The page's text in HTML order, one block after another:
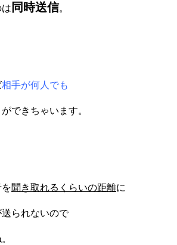
同時送信。
相手が何人でも
できちゃいます。
聞き取れるくらいの距離に
られないので